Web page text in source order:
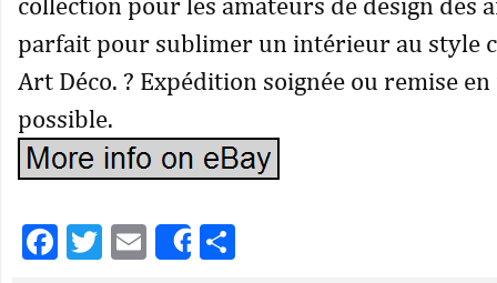
parfait pour sublimer un intérieur au style
Art Déco. ? Expédition soignée ou remise
possible.
Facebook
Twitter
EmailShare